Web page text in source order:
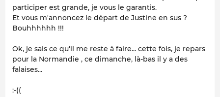
participer est grande, je vous le garantis.
Et vous m'annoncez le départ de Justine en sus ?
Bouhhhhhh !!!
Ok, je sais ce qu'il me reste à faire... cette fois, je repars
pour la Normandie , ce dimanche, là-bas il y a des
falaises...
:-((